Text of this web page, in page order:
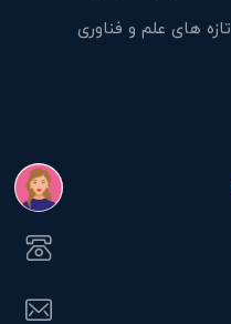
تازه های علم و فناوری